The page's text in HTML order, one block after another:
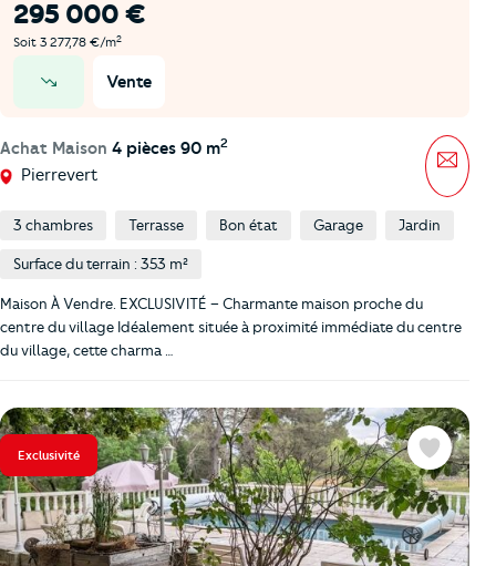
295 000 €
Soit 3 277,78 €/m2
Vente
Achat Maison 4 pièces 90 m2
Pierrevert
3 chambres Terrasse Bon état Garage Jardin
Surface du terrain : 353 m²
Maison À Vendre. EXCLUSIVITÉ – Charmante maison proche du
centre du village Idéalement située à proximité immédiate du centre
du village, cette charma …
Exclusivité Favoris